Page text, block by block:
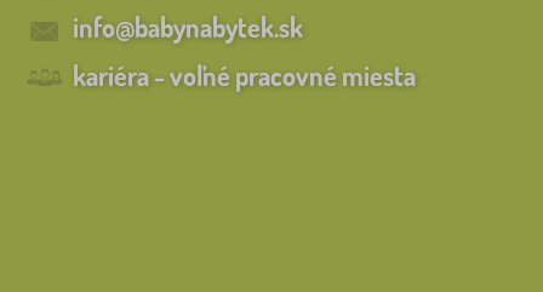
info@babynabytek.sk
kariéra - voľné pracovné miesta